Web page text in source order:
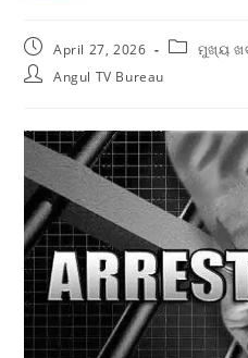
April 27, 2026 ମୁଖ୍ୟ
Angul TV Bureau